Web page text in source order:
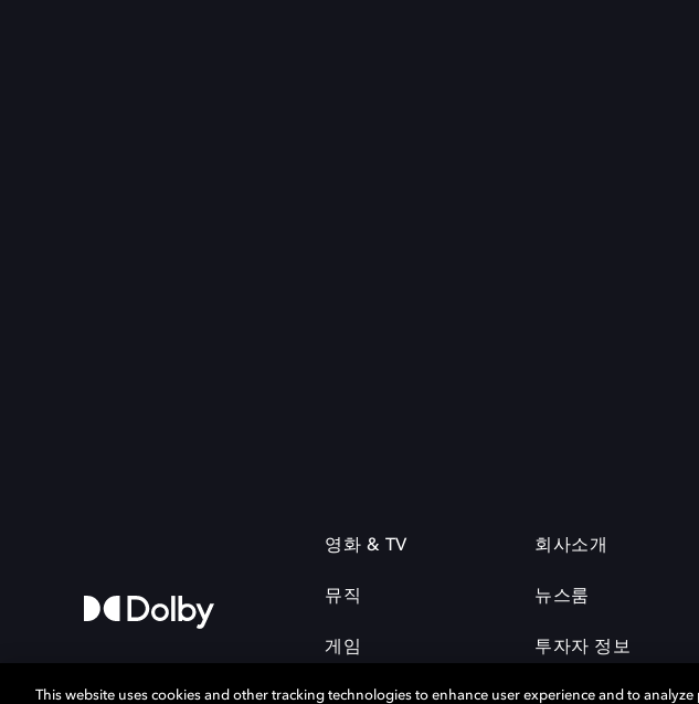
영화 & TV
뮤직
게임
회사소개
뉴스룸
투자자 정보
This website uses cookies and other tracking technologies to enhance user experience and to analyze